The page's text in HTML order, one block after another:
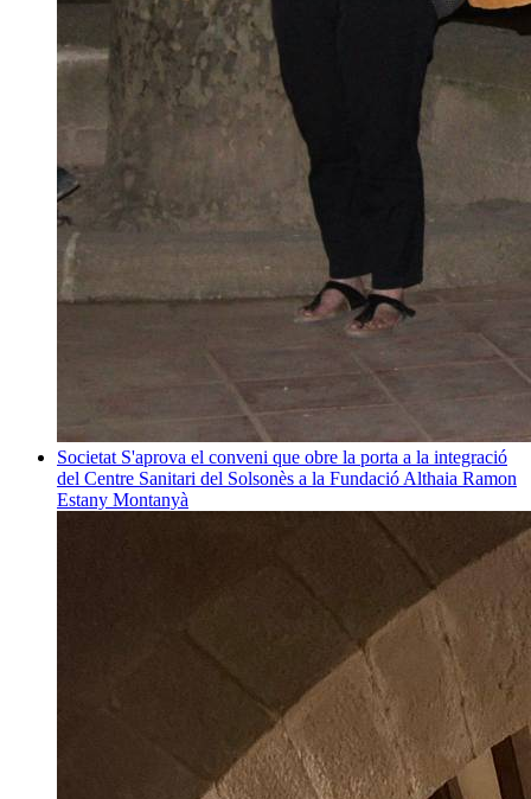
Societat S'aprova el conveni que obre la porta a la integració
del Centre Sanitari del Solsonès a la Fundació Althaia Ramon
Estany Montanyà